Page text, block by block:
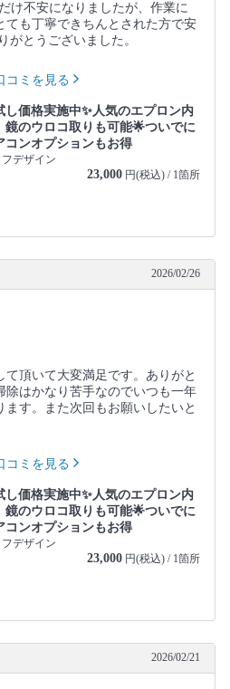
け不安になりましたが、作業に
ても丁寧できちんとされた方で安
がとうございました。
コミを見る
し価格実施中✨人気のエプロン内
鏡のウロコ取りも可能🌟ついでに
コンオプションもお得
フデザイン
23,000 円(税込) / 1箇所
2026/02/26
て頂いて大変満足です。ありがと
除はかなり苦手なのでいつも一年
ます。また次回もお願いしたいと
コミを見る
し価格実施中✨人気のエプロン内
鏡のウロコ取りも可能🌟ついでに
コンオプションもお得
フデザイン
23,000 円(税込) / 1箇所
2026/02/21